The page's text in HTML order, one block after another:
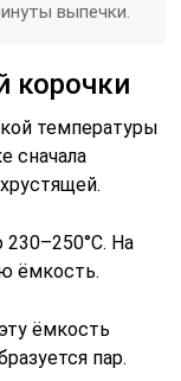
выпечки.
корочки
температуры
сначала
На
ёмкость.
ёмкость
пар.